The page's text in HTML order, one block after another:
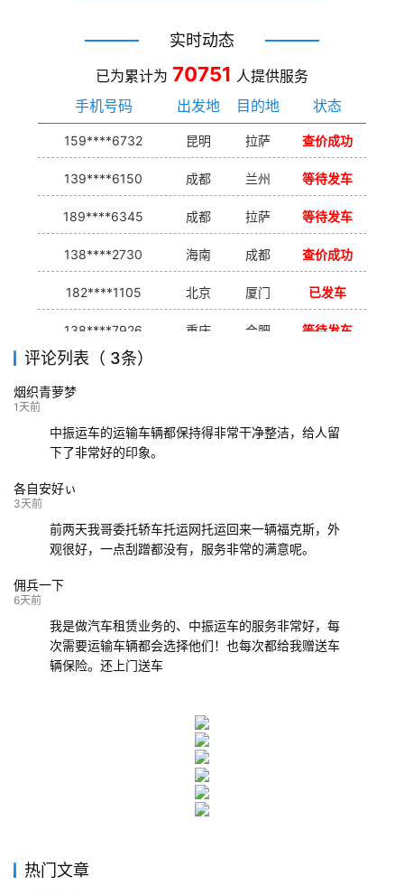
实时动态
已为累计为 70751 人提供服务
手机号码
出发地 目的地 状态
159****6732 昆明 拉萨 查价成功
139****6150 成都 兰州 等待发车
189****6345 成都 拉萨 等待发车
138****2730 海南 成都 查价成功
182****1105 北京 厦门 已发车
138****7926 重庆 合肥 等待发车
139****9233
评论列表（ 3条）
烟织青萝梦
1天前
中振运车的运输车辆都保持得非常干净整洁，给人留
下了非常好的印象。
各自安好ぃ
3天前
前两天我哥委托轿车托运网托运回来一辆福克斯，外
观很好，一点刮蹭都没有，服务非常的满意呢。
佣兵一下
6天前
我是做汽车租赁业务的、中振运车的服务非常好，每
次需要运输车辆都会选择他们！也每次都给我赠送车
辆保险。还上门送车
热门文章